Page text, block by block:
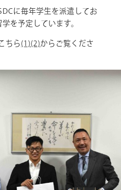
に毎年学生を派遣してお
を予定しています。
ちら(1)(2)からご覧くださ